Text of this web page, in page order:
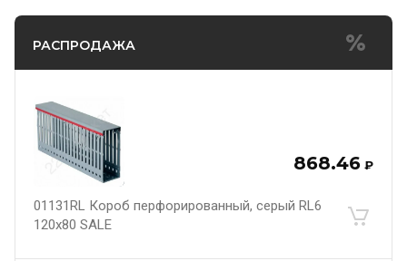
РАСПРОДАЖА
868.46 ₽
01131RL Короб перфорированный, серый RL6
120x80 SALE